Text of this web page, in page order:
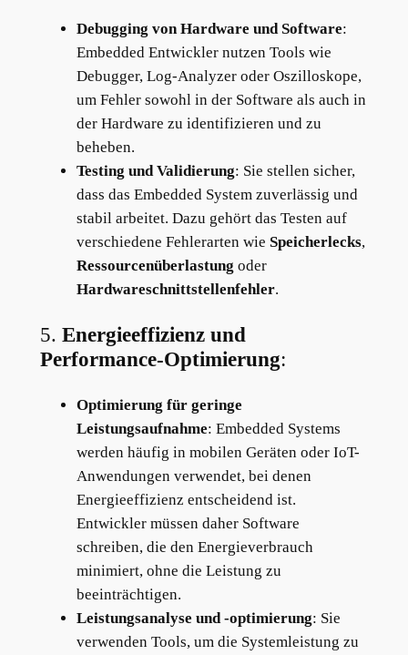
Debugging von Hardware und Software:
Embedded Entwickler nutzen Tools wie
Debugger, Log-Analyzer oder Oszilloskope,
um Fehler sowohl in der Software als auch in
der Hardware zu identifizieren und zu
beheben.
Testing und Validierung: Sie stellen sicher,
dass das Embedded System zuverlässig und
stabil arbeitet. Dazu gehört das Testen auf
verschiedene Fehlerarten wie Speicherlecks,
Ressourcenüberlastung oder
Hardwareschnittstellenfehler.
5. Energieeffizienz und
Performance-Optimierung:
Optimierung für geringe
Leistungsaufnahme: Embedded Systems
werden häufig in mobilen Geräten oder IoT-
Anwendungen verwendet, bei denen
Energieeffizienz entscheidend ist.
Entwickler müssen daher Software
schreiben, die den Energieverbrauch
minimiert, ohne die Leistung zu
beeinträchtigen.
Leistungsanalyse und -optimierung: Sie
verwenden Tools, um die Systemleistung zu